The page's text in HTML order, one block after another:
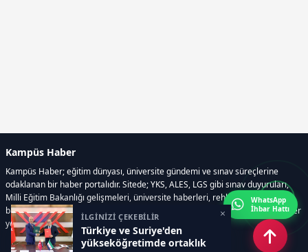
İLGİNİZİ ÇEKEBİLİR
Türkiye ve Suriye'den
yükseköğretimde ortaklık
×
Kampüs Haber
Kampüs Haber; eğitim dünyası, üniversite gündemi ve sınav süreçlerine
odaklanan bir haber portalıdır. Sitede; YKS, ALES, LGS gibi sınav duyuruları,
Milli Eğitim Bakanlığı gelişmeleri, üniversite haberleri, rehberlik içerikleri,
bilim ve teknoloji alanındaki yenilikler ile öğrenci yaşamına dair güncel bilgiler
yer alır.
WhatsApp
İhbar Hattı